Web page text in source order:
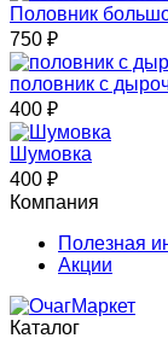
Половник
750 ₽
половник с
400 ₽
Шумовка
400 ₽
Компания
Полезная
Акции
Каталог